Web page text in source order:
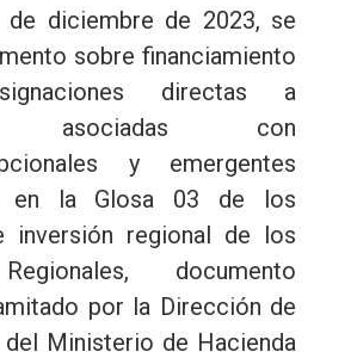
diciembre de 2023, se
sobre financiamiento
directas a
asociadas con
y emergentes
en la Glosa 03 de los
inversión regional de los
documento
por la Dirección de
del Ministerio de Hacienda